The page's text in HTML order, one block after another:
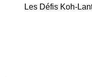
Les Défis Koh-